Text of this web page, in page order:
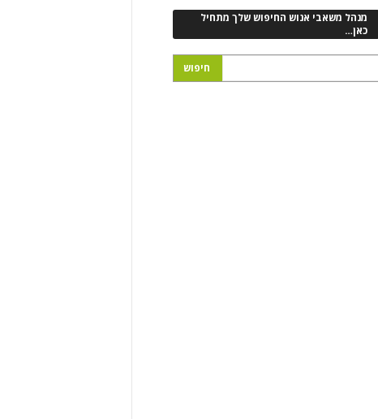
מנהל משאבי אנוש החיפוש שלך מתחיל
כאן…